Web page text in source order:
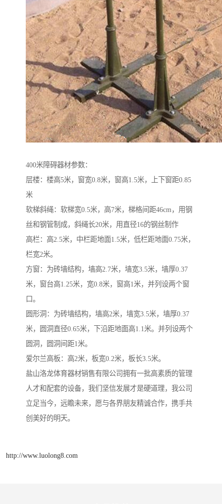
400米障碍器材参数：
层楼：楼高5米，窗宽0.8米，窗高1.5米，上下窗距0.85
米
软梯斜绳：软梯宽0.5米，高7米，梯格间距46cm，用钢
丝和钢管制成，斜绳长20米，用直径16的钢丝制作
高栏：高2.5米，中栏距地面1.5米，低栏距地面0.75米，
栏宽2米。
方窗：为砖墙结构，墙高2.7米，墙宽3.5米，墙厚0.37
米，窗台高1.25米，宽0.8米，窗高1米，并列设两个窗
口。
圆形洞：为砖墙结构，墙高2米，墙宽3.5米，墙厚0.37
米，圆洞直径0.65米，下沿距地面高1.1米。并列设两个
圆洞，圆洞间距1米。
爱尔兰高板：高2米，板宽0.2米，板长3.5米。
盐山洛龙体育器材销售有限公司拥有一批高素质的管理
人才和配套的设备，我们坚信发展才是硬道理，我公司
立足当今，远瞻未来，愿与各界朋友精诚合作，携手共
创美好的明天。
http://www.luolong8.com